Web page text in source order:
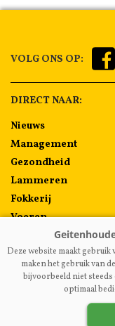
VOLG ONS OP:
DIRECT NAAR:
Nieuws
Management
Gezondheid
Lammeren
Fokkerij
Voeren
Algemeen
Melkprijzen
Deze website maakt gebruik
maken het gebruik van
bijvoorbeeld niet
optimaal